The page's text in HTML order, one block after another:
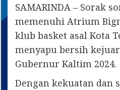
SAMARINDA – Sorak
memenuhi Atrium
klub basket asal Kota
menyapu bersih
Gubernur Kaltim 2024.
Dengan kekuatan dan